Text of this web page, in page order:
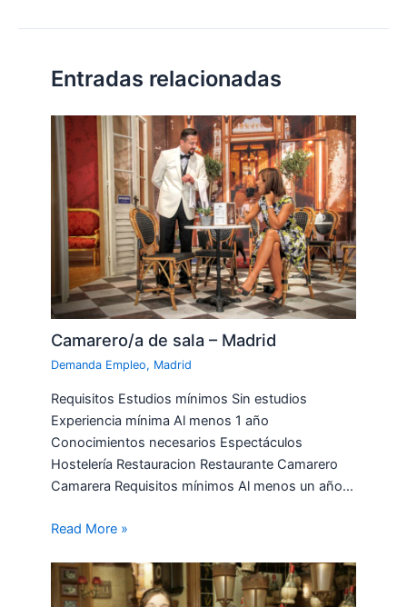
Entradas relacionadas
Camarero/a de sala – Madrid
Demanda Empleo, Madrid
Requisitos Estudios mínimos Sin estudios
Experiencia mínima Al menos 1 año
Conocimientos necesarios Espectáculos
Hostelería Restauracion Restaurante Camarero
Camarera Requisitos mínimos Al menos un año…
Read More »